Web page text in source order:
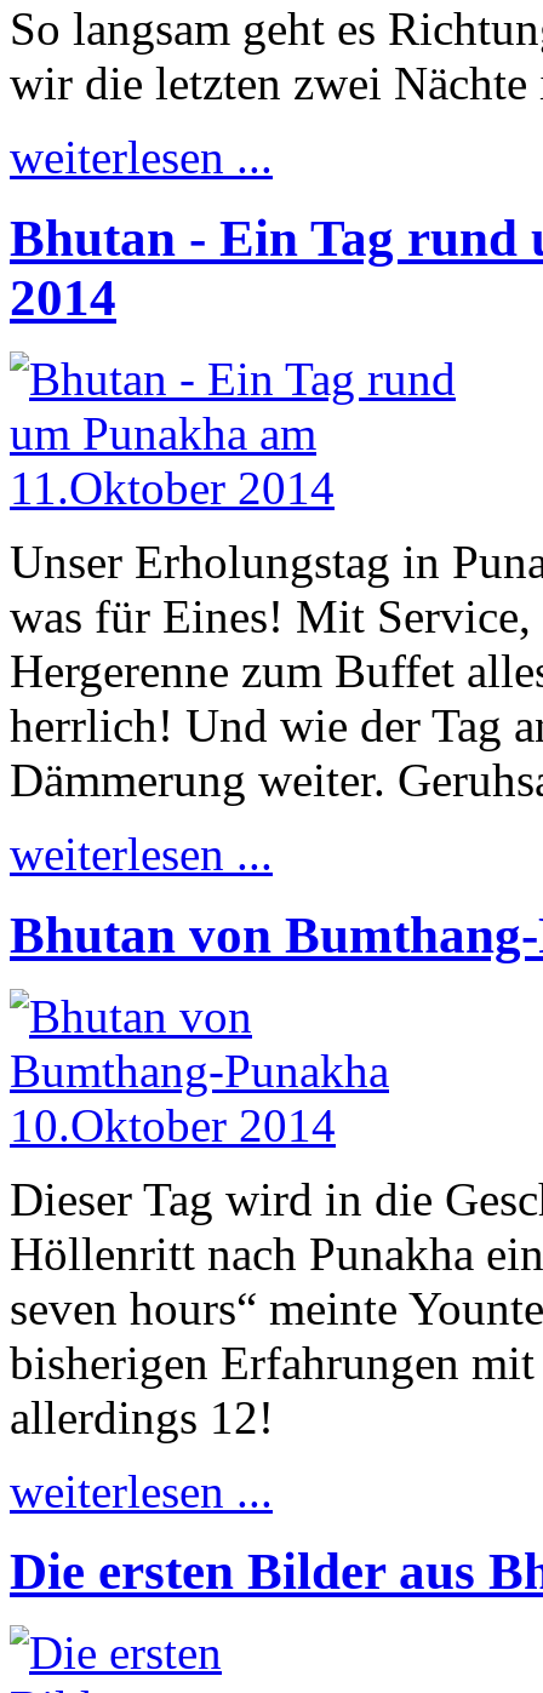
So langsam geht es
wir die letzten zwei
weiterlesen ...
Bhutan - Ein Tag rund
2014
Unser Erholungstag in
was für Eines! Mit
Hergerenne zum Buffet
herrlich! Und wie der Tag
Dämmerung weiter.
weiterlesen ...
Bhutan von
Dieser Tag wird in die
Höllenritt nach Punakha
seven hours“ meinte
bisherigen Erfahrungen
allerdings 12!
weiterlesen ...
Die ersten Bilder aus